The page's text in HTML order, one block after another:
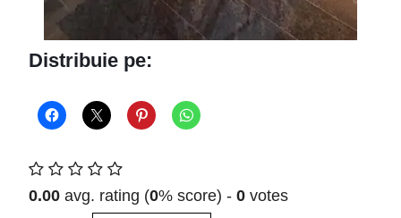
Distribuie pe:
0.00 avg. rating (0% score) - 0 votes